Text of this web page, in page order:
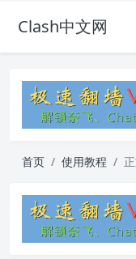
Clash中文网
首页 使用教程